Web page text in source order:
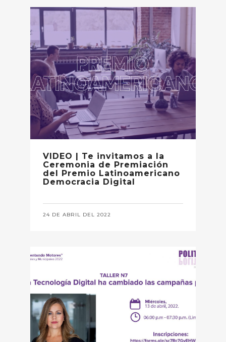
VIDEO | Te invitamos a la
Ceremonia de Premiación
del Premio Latinoamericano
Democracia Digital
24 DE ABRIL DEL 2022